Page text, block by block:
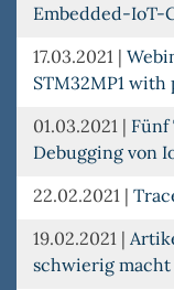
Embedded-IoT-
17.03.2021 |
STM32MP1 with
01.03.2021 | Fünf
Debugging von
22.02.2021 |
19.02.2021 |
schwierig macht